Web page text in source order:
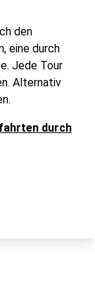
den
eine durch
Jede Tour
Alternativ
durch